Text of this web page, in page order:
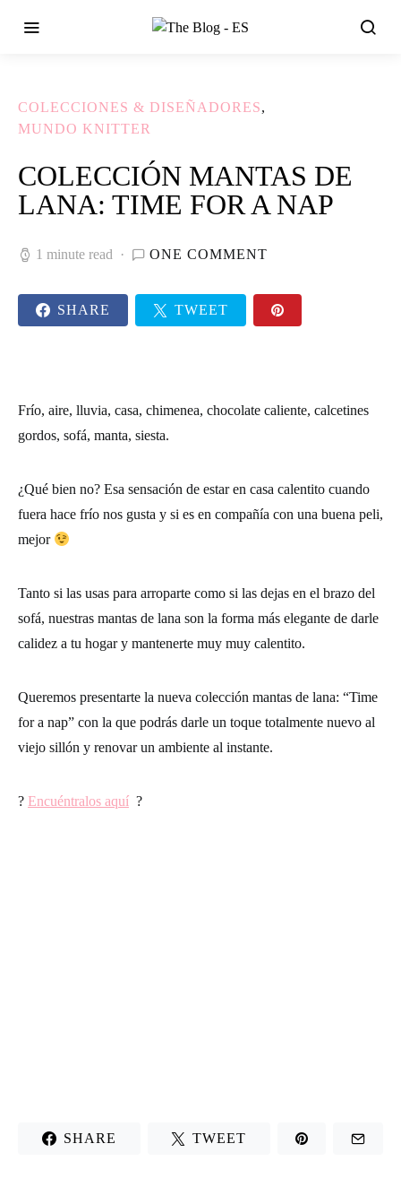
COLECCIONES & DISEÑADORES
MUNDO KNITTER
COLECCIÓN MANTAS DE
LANA: TIME FOR A NAP
1 minute read ONE COMMENT
SHARE TWEET
Frío, aire, lluvia, casa, chimenea, chocolate caliente, calcetines
gordos, sofá, manta, siesta.
¿Qué bien no? Esa sensación de estar en casa calentito cuando
fuera hace frío nos gusta y si es en compañía con una buena peli,
mejor
Tanto si las usas para arroparte como si las dejas en el brazo del
sofá, nuestras mantas de lana son la forma más elegante de darle
calidez a tu hogar y mantenerte muy muy calentito.
Queremos presentarte la nueva colección mantas de lana: “Time
for a nap” con la que podrás darle un toque totalmente nuevo al
viejo sillón y renovar un ambiente al instante.
? Encuéntralos aquí ?
SHARE TWEET